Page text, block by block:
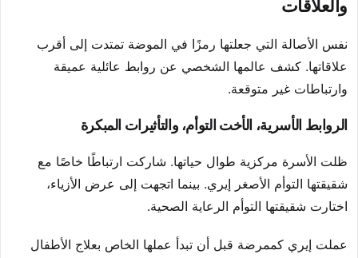
والعلاقات
نفس الأصالة التي جعلتها رمزًا في الموضة تمتدت إلى أقرب
علاقاتها. كشف عالمها الشخصي عن روابط عائلية عميقة
وارتباطات غير متوقعة.
الروابط الأسرية، الأخت التوأم، والتأثيرات المبكرة
ظلت الأسرة مركزية طوال حياتها. شاركت ارتباطًا خاصًا مع
شقيقتها التوأم الأصغر إيري. بينما اتجهت إلى عرض الأزياء،
اختارت شقيقتها التوأم الرعاية الصحية.
عملت إيري كممرضة قبل أن تبدأ عملها الخاص بعلاج الأطفال